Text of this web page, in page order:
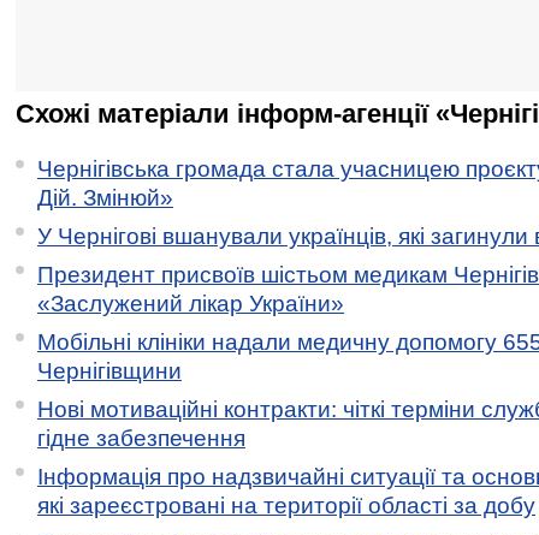
Схожі матеріали інформ-агенції
Чернігівська громада стала учасницею
Дій. Змінюй»
У Чернігові вшанували українців, які загинули
Президент присвоїв шістьом медикам
«Заслужений лікар України»
Мобільні клініки надали медичну допомогу
Чернігівщини
Нові мотиваційні контракти: чіткі терміни
гідне забезпечення
Інформація про надзвичайні ситуації та
які зареєстровані на території області за добу